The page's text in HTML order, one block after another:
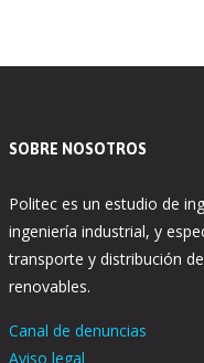
SOBRE NOSOTROS
Politec es un estudio de
ingeniería industrial, y
transporte y distribución
renovables.
Canal de denuncias
Aviso legal